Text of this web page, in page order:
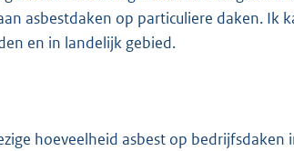
asbestdaken op particuliere daken. Ik
en in landelijk gebied.
hoeveelheid asbest op bedrijfsdaken